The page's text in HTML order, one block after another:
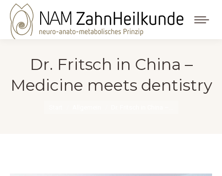
Dr. Fritsch in China –
Medicine meets dentistry